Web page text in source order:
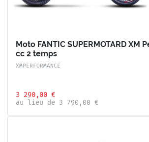
Moto FANTIC SUPERMOTARD XM
cc 2 temps
XMPERFORMANCE
3 290,00 €
au lieu de 3 790,00 €